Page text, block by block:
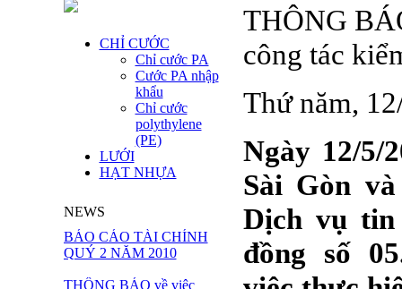
CHỈ CƯỚC
Chỉ cước PA
Cước PA nhập
khẩu
Chỉ cước
polythylene
(PE)
LƯỚI
HẠT NHỰA
NEWS
BÁO CÁO TÀI CHÍNH
QUÝ 2 NĂM 2010
THÔNG BÁO về việc
THÔNG
công tác
Thứ năm,
Ngày 12/5/
Sài Gòn
Dịch vụ
đồng số